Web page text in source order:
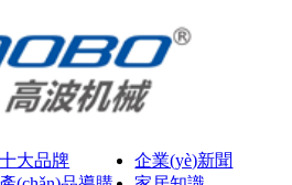
十大品牌
企業(yè)新聞